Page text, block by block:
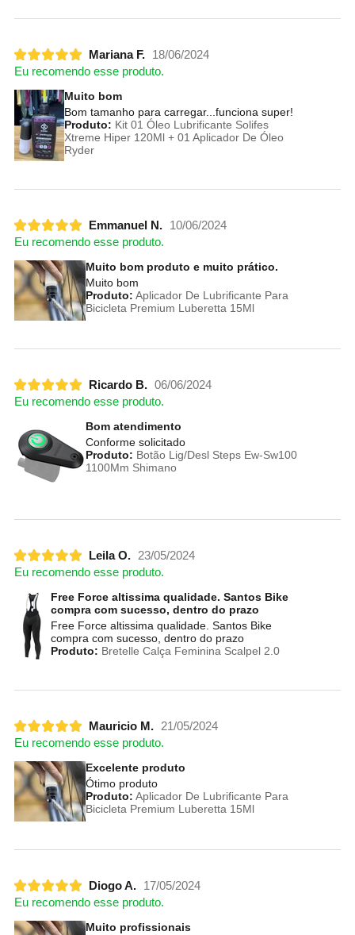
Mariana F.
18/06/2024
Eu recomendo esse produto.
Muito bom
Bom tamanho para carregar...funciona super!
Produto: Kit 01 Óleo Lubrificante Solifes
Xtreme Hiper 120Ml + 01 Aplicador De Óleo
Ryder
Emmanuel N.
10/06/2024
Eu recomendo esse produto.
Muito bom produto e muito prático.
Muito bom
Produto: Aplicador De Lubrificante Para
Bicicleta Premium Luberetta 15Ml
Ricardo B. 06/06/2024
Eu recomendo esse produto.
Bom atendimento
Conforme solicitado
Produto: Botão Lig/Desl Steps Ew-Sw100
1100Mm Shimano
Leila O.
23/05/2024
Eu recomendo esse produto.
Free Force altissima qualidade. Santos Bike
compra com sucesso, dentro do prazo
Free Force altissima qualidade. Santos Bike
compra com sucesso, dentro do prazo
Produto: Bretelle Calça Feminina Scalpel 2.0
Mauricio M.
21/05/2024
Eu recomendo esse produto.
Excelente produto
Ótimo produto
Produto: Aplicador De Lubrificante Para
Bicicleta Premium Luberetta 15Ml
Diogo A.
17/05/2024
Eu recomendo esse produto.
Muito profissionais